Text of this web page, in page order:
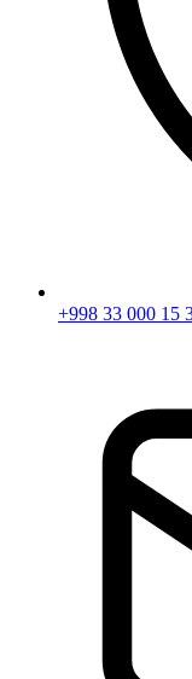
+998 33 000 15